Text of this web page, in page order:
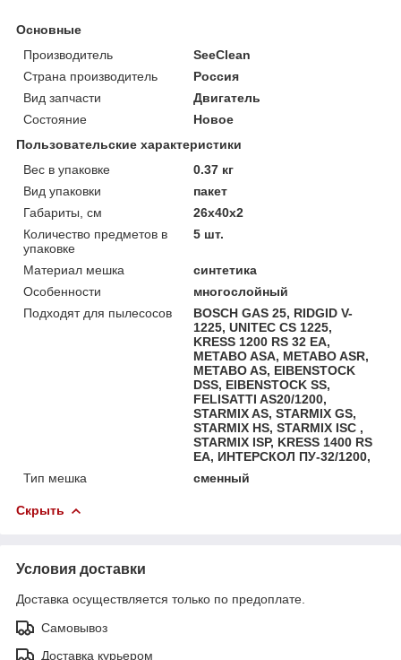
Основные
Производитель
SeeClean
Страна производитель
Россия
Вид запчасти
Двигатель
Состояние
Новое
Пользовательские характеристики
Вес в упаковке
0.37 кг
Вид упаковки
пакет
Габариты, см
26х40х2
Количество предметов в
упаковке
5 шт.
Материал мешка
синтетика
Особенности
многослойный
Подходят для пылесосов
BOSCH GAS 25, RIDGID V-
1225, UNITEC CS 1225,
KRESS 1200 RS 32 EA,
METABO ASA, METABO ASR,
METABO AS, EIBENSTOCK
DSS, EIBENSTOCK SS,
FELISATTI AS20/1200,
STARMIX AS, STARMIX GS,
STARMIX HS, STARMIX ISC ,
STARMIX ISP, KRESS 1400 RS
EA, ИНТЕРСКОЛ ПУ-32/1200,
Тип мешка
сменный
Скрыть
Условия доставки
Доставка осуществляется только по предоплате.
Самовывоз
Доставка курьером